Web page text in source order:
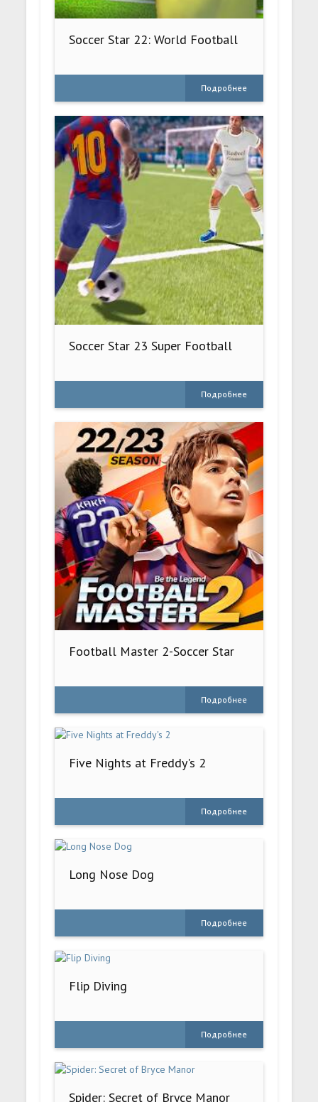
Soccer Star 22: World Football
Подробнее
Soccer Star 23 Super Football
Подробнее
Football Master 2-Soccer Star
Подробнее
Five Nights at Freddy's 2
Подробнее
Long Nose Dog
Подробнее
Flip Diving
Подробнее
Spider: Secret of Bryce Manor